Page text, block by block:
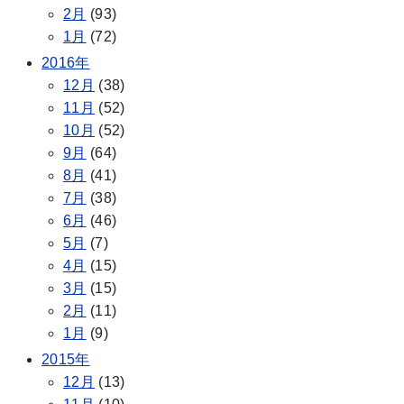
2月 (93)
1月 (72)
2016年
12月 (38)
11月 (52)
10月 (52)
9月 (64)
8月 (41)
7月 (38)
6月 (46)
5月 (7)
4月 (15)
3月 (15)
2月 (11)
1月 (9)
2015年
12月 (13)